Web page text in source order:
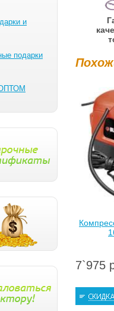
и
подарки
7`975